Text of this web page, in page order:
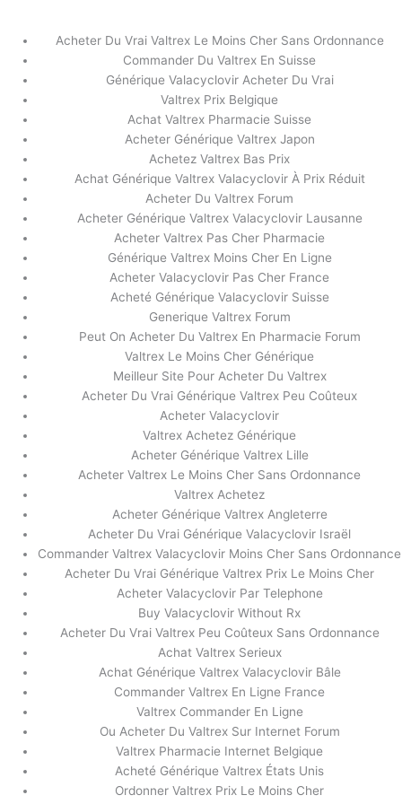
Acheter Valacyclovir Belgique
Acheter Valacyclovir Belgique
Acheter Du Vrai Valtrex Le Moins Cher Sans Ordonnance
Commander Du Valtrex En Suisse
Générique Valacyclovir Acheter Du Vrai
Valtrex Prix Belgique
Achat Valtrex Pharmacie Suisse
Acheter Générique Valtrex Japon
Achetez Valtrex Bas Prix
Achat Générique Valtrex Valacyclovir À Prix Réduit
Acheter Du Valtrex Forum
Acheter Générique Valtrex Valacyclovir Lausanne
Acheter Valtrex Pas Cher Pharmacie
Générique Valtrex Moins Cher En Ligne
Acheter Valacyclovir Pas Cher France
Acheté Générique Valacyclovir Suisse
Generique Valtrex Forum
Peut On Acheter Du Valtrex En Pharmacie Forum
Valtrex Le Moins Cher Générique
Meilleur Site Pour Acheter Du Valtrex
Acheter Du Vrai Générique Valtrex Peu Coûteux
Acheter Valacyclovir
Valtrex Achetez Générique
Acheter Générique Valtrex Lille
Acheter Valtrex Le Moins Cher Sans Ordonnance
Valtrex Achetez
Acheter Générique Valtrex Angleterre
Acheter Du Vrai Générique Valacyclovir Israël
Commander Valtrex Valacyclovir Moins Cher Sans Ordonnance
Acheter Du Vrai Générique Valtrex Prix Le Moins Cher
Acheter Valacyclovir Par Telephone
Buy Valacyclovir Without Rx
Acheter Du Vrai Valtrex Peu Coûteux Sans Ordonnance
Achat Valtrex Serieux
Achat Générique Valtrex Valacyclovir Bâle
Commander Valtrex En Ligne France
Valtrex Commander En Ligne
Ou Acheter Du Valtrex Sur Internet Forum
Valtrex Pharmacie Internet Belgique
Acheté Générique Valtrex États Unis
Ordonner Valtrex Prix Le Moins Cher